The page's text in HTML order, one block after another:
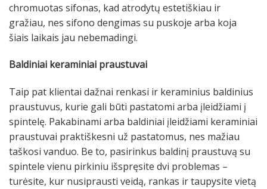
chromuotas sifonas, kad atrodytų estetiškiau ir
gražiau, nes sifono dengimas su puskoje arba koja
šiais laikais jau nebemadingi.
Baldiniai keraminiai praustuvai
Taip pat klientai dažnai renkasi ir keraminius baldinius
praustuvus, kurie gali būti pastatomi arba įleidžiami į
spintelę. Pakabinami arba baldiniai įleidžiami keraminiai
praustuvai praktiškesni už pastatomus, nes mažiau
taškosi vanduo. Be to, pasirinkus baldinį praustuvą su
spintele vienu pirkiniu išspręsite dvi problemas –
turėsite, kur nusiprausti veidą, rankas ir taupysite vietą